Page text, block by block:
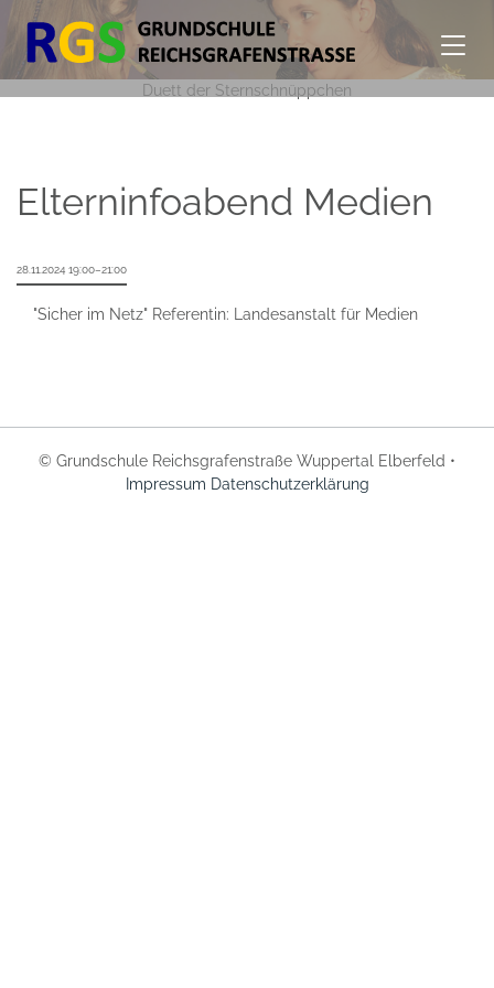
Duett der Sternschnüppchen
Elterninfoabend Medien
28.11.2024 19:00–21:00
"Sicher im Netz" Referentin: Landesanstalt für Medien
© Grundschule Reichsgrafenstraße Wuppertal Elberfeld •
Impressum Datenschutzerklärung